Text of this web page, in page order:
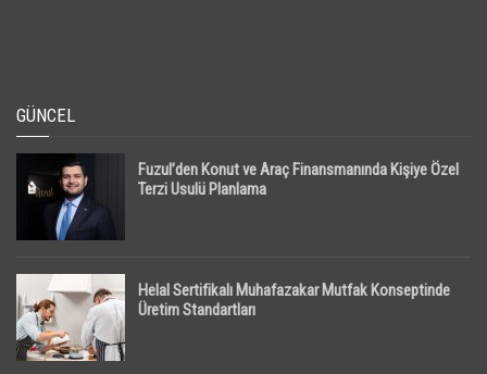
GÜNCEL
Fuzul’den Konut ve Araç Finansmanında Kişiye Özel
Terzi Usulü Planlama
Helal Sertifikalı Muhafazakar Mutfak Konseptinde
Üretim Standartları